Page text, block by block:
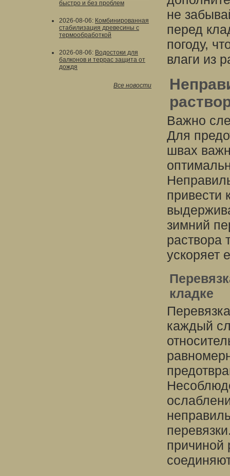
быстро и без проблем
2026-08-06: Комбинированная
стабилизация древесины с
термообработкой
2026-08-06: Водостоки для
балконов и террас защита от
дождя
Все новости
не
перед
погоду,
влаги из
Важно
Для
швах
привести
зимний
раствора
ускоряет
кладке
каждый
причиной